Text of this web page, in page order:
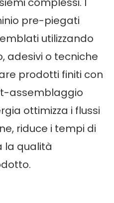
pre-piegati
utilizzando
adesivi o tecniche
prodotti finiti con
assemblaggio
ottimizza i flussi
riduce i tempi di
la qualità